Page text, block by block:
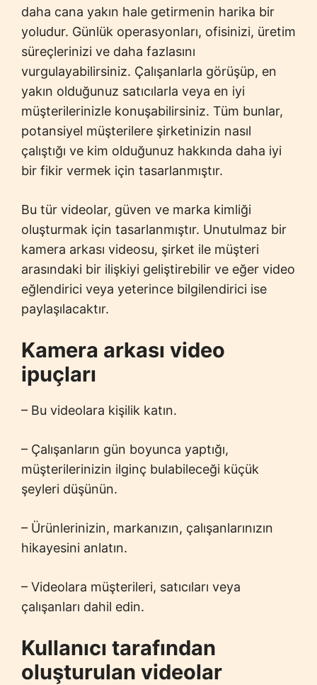
daha cana yakın hale getirmenin harika bir
yoludur. Günlük operasyonları, ofisinizi, üretim
süreçlerinizi ve daha fazlasını
vurgulayabilirsiniz. Çalışanlarla görüşüp, en
yakın olduğunuz satıcılarla veya en iyi
müşterilerinizle konuşabilirsiniz. Tüm bunlar,
potansiyel müşterilere şirketinizin nasıl
çalıştığı ve kim olduğunuz hakkında daha iyi
bir fikir vermek için tasarlanmıştır.
Bu tür videolar, güven ve marka kimliği
oluşturmak için tasarlanmıştır. Unutulmaz bir
kamera arkası videosu, şirket ile müşteri
arasındaki bir ilişkiyi geliştirebilir ve eğer video
eğlendirici veya yeterince bilgilendirici ise
paylaşılacaktır.
Kamera arkası video
ipuçları
– Bu videolara kişilik katın.
– Çalışanların gün boyunca yaptığı,
müşterilerinizin ilginç bulabileceği küçük
şeyleri düşünün.
– Ürünlerinizin, markanızın, çalışanlarınızın
hikayesini anlatın.
– Videolara müşterileri, satıcıları veya
çalışanları dahil edin.
Kullanıcı tarafından
oluşturulan videolar